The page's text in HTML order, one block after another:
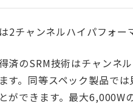
2チャンネルハイパフォー
済のSRM技術はチャンネ
す。同等スペック製品で
ができます。最大6,000W